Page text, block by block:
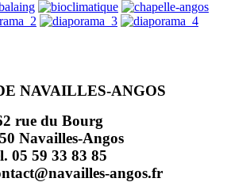
NAVAILLES-ANGOS
rue du Bourg
Navailles-Angos
05 59 33 83 85
angos.fr